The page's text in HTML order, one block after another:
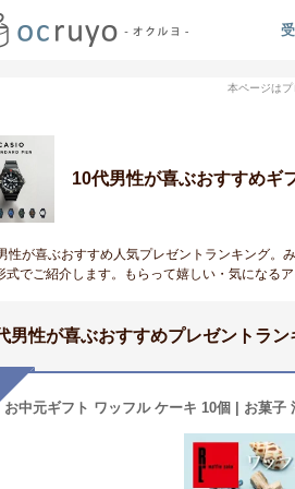
本ページは
10代男性が喜ぶおすすめギ
性が喜ぶおすすめ人気プレゼントランキング。
式でご紹介します。もらって嬉しい・気になる
男性が喜ぶおすすめプレゼントラン